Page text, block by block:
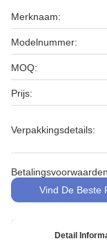
Merknaam:
Modelnummer:
MOQ:
Prijs:
Verpakkingsdetails:
Vind De Beste
Detail